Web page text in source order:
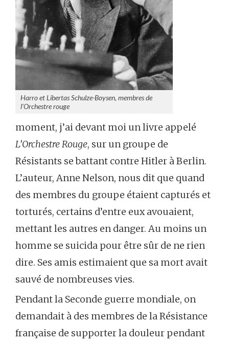
Harro et Libertas Schulze-Boysen, membres de
l’Orchestre rouge
moment, j’ai devant moi un livre appelé
L’Orchestre Rouge, sur un groupe de
Résistants se battant contre Hitler à Berlin.
L’auteur, Anne Nelson, nous dit que quand
des membres du groupe étaient capturés et
torturés, certains d’entre eux avouaient,
mettant les autres en danger. Au moins un
homme se suicida pour être sûr de ne rien
dire. Ses amis estimaient que sa mort avait
sauvé de nombreuses vies.
Pendant la Seconde guerre mondiale, on
demandait à des membres de la Résistance
française de supporter la douleur pendant